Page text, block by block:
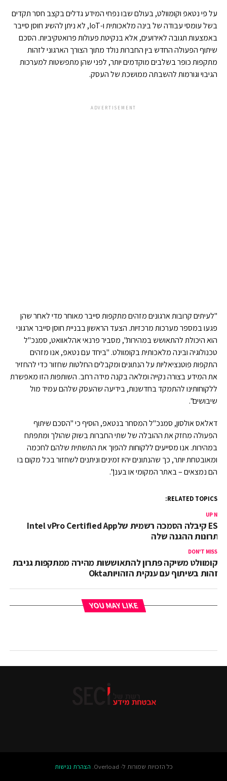
על פי נטאפ וקומוולט, בעולם שבו נפחי המידע גדלים בקצב חסר תקדים
בשל עומסי עבודה של בינה מלאכותית ו-IoT, לא ניתן להשיג חוסן סייבר
באמצעות תגובה לאירועים, אלא בנקיטת פעולות פרואטקיביות. הסכם
שיתוף הפעולה החדש בין החברות נולד מתוך הצורך הארגוני לזהות
מתקפות כופר בשלבים מוקדמים יותר, לפני שהן מתפשטות למערכות
הגיבוי וגורמות להשבתה ממושכת של העסק.
ADVERTISEMENT
"לעיתים קרובות ארגונים מזהים מתקפות סייבר מאוחר מדי לאחר שהן
פגעו במספר מערכות מרכזיות. הצעד הראשון בבניית חוסן סייבר ארגוני
הוא היכולת להתאושש במהירות", מסביר פרנאי אהלאוואט, סמנכ"ל
טכנולוגיה ובינה מלאכותית בקומוולט. "ביחד עם נטאפ, אנו מזהים
התקפות פוטנציאליות על הנתונים ומקבלים החלטות שחזור כדי להחזיר
את המידע בצורה נקייה ומלאה בקנה מידה רחב. השותפות הזו מאפשרת
ללקוחותינו להתמקד בחדשנות, בידיעה שהעסק שלהם עמיד מול
שיבושים".
דאלאס אולסון, סמנכ"ל המסחר בנטאפ, הוסיף כי "הסכם שיתוף
הפעולה מחזק את ההובלה של שתי החברות בשוק שהולך ומתפתח
במהירות. אנו מסייעים ללקוחות להפוך את התשתית שלהם לחכמה
ומאובטחת יותר, כך שהנתונים יהיו זמינים וניתנים לשחזור בכל מקום בו
הם נמצאים – באתר המקומי או בענן".
RELATED TOPICS:
UP
ESET קיבלה הסמכה רשמית שלIntel vPro Certified App
ההגנה שלה
DON'T MISS
קומוולט משיקה פתרון להתאוששות מהירה ממתקפות גניבת
זהות בשיתוף עם ענקית הזהויותOkta
YOU MAY LIKE
כל הזכויות שמורות ל- Overload. הצהרת נגישות